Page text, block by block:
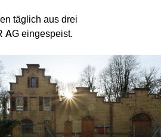
täglich aus drei
AG eingespeist.